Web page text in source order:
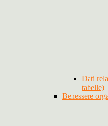
Dati
tabelle)
Benessere